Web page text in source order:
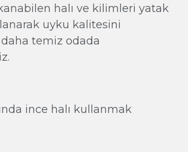
halı ve kilimleri yatak
uyku kalitesini
temiz odada